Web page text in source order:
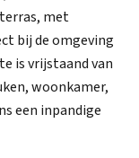
met
bij de omgeving
is vrijstaand van
woonkamer,
een inpandige